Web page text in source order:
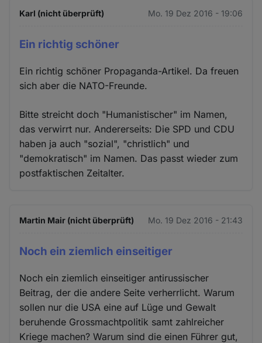
Karl (nicht überprüft) Mo. 19 Dez 2016 - 19:06
Ein richtig schöner
Ein richtig schöner Propaganda-Artikel. Da freuen
sich aber die NATO-Freunde.
Bitte streicht doch "Humanistischer" im Namen,
das verwirrt nur. Andererseits: Die SPD und CDU
haben ja auch "sozial", "christlich" und
"demokratisch" im Namen. Das passt wieder zum
postfaktischen Zeitalter.
Martin Mair (nicht überprüft) Mo. 19 Dez 2016 - 21:43
Noch ein ziemlich einseitiger
Noch ein ziemlich einseitiger antirussischer
Beitrag, der die andere Seite verherrlicht. Warum
sollen nur die USA eine auf Lüge und Gewalt
beruhende Grossmachtpolitik samt zahlreicher
Kriege machen? Warum sind die einen Führer gut,